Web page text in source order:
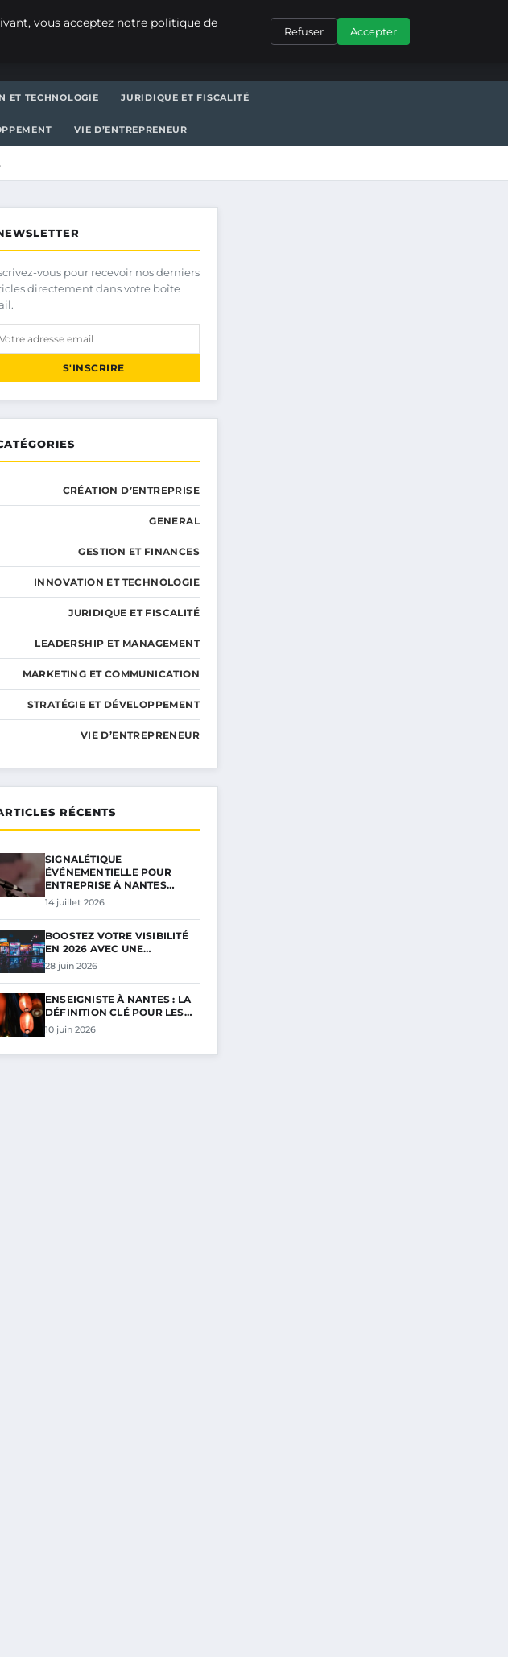
ET TECHNOLOGIE JURIDIQUE ET FISCALITÉ
VIE D’ENTREPRENEUR
vous pour recevoir nos derniers
directement dans votre boîte
S'INSCRIRE
CRÉATION D’ENTREPRISE
GENERAL
GESTION ET FINANCES
INNOVATION ET TECHNOLOGIE
JURIDIQUE ET FISCALITÉ
LEADERSHIP ET MANAGEMENT
MARKETING ET COMMUNICATION
STRATÉGIE ET DÉVELOPPEMENT
VIE D’ENTREPRENEUR
RÉCENTS
SIGNALÉTIQUE
ÉVÉNEMENTIELLE POUR
ENTREPRISE À NANTES…
14 juillet 2026
BOOSTEZ VOTRE VISIBILITÉ
EN 2026 AVEC UNE…
28 juin 2026
ENSEIGNISTE À NANTES : LA
DÉFINITION CLÉ POUR LES…
10 juin 2026
vous acceptez notre politique de
Refuser Accepter